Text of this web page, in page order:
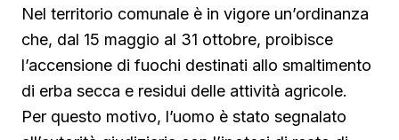
Nel territorio comunale è in vigore un’ordinanza
che, dal 15 maggio al 31 ottobre, proibisce
l’accensione di fuochi destinati allo smaltimento
di erba secca e residui delle attività agricole.
Per questo motivo, l’uomo è stato segnalato